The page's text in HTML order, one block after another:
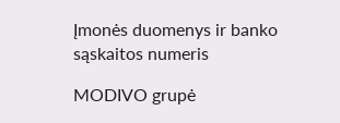
Įmonės duomenys ir banko
sąskaitos numeris
MODIVO grupė